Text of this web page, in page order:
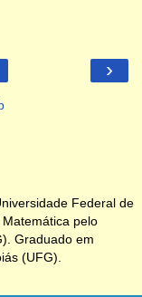
›
Federal de
pelo
Graduado em
(UFG).